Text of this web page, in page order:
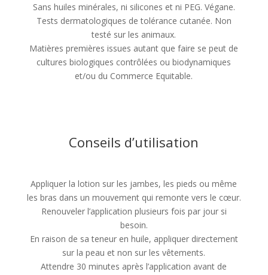
Sans huiles minérales, ni silicones et ni PEG. Végane.
Tests dermatologiques de tolérance cutanée. Non
testé sur les animaux.
Matières premières issues autant que faire se peut de
cultures biologiques contrôlées ou biodynamiques
et/ou du Commerce Equitable.
Conseils d’utilisation
Appliquer la lotion sur les jambes, les pieds ou même
les bras dans un mouvement qui remonte vers le cœur.
Renouveler l’application plusieurs fois par jour si
besoin.
En raison de sa teneur en huile, appliquer directement
sur la peau et non sur les vêtements.
Attendre 30 minutes après l’application avant de